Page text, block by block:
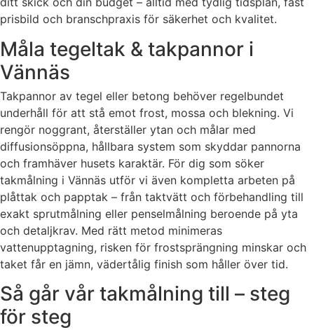
prisbild och branschpraxis för säkerhet och kvalitet.
Måla tegeltak & takpannor i
Vännäs
Takpannor av tegel eller betong behöver regelbundet
underhåll för att stå emot frost, mossa och blekning. Vi
rengör noggrant, återställer ytan och målar med
diffusionsöppna, hållbara system som skyddar pannorna
och framhäver husets karaktär. För dig som söker
takmålning i Vännäs utför vi även kompletta arbeten på
plåttak och papptak – från taktvätt och förbehandling till
exakt sprutmålning eller penselmålning beroende på yta
och detaljkrav. Med rätt metod minimeras
vattenupptagning, risken för frostsprängning minskar och
taket får en jämn, vädertålig finish som håller över tid.
Så går vår takmålning till – steg
för steg